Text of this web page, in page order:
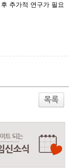
추가적 연구가 필요
목록